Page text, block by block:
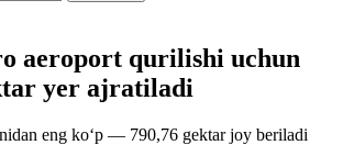
aeroport qurilishi uchun
yer ajratiladi
eng ko‘p — 790,76 gektar joy beriladi